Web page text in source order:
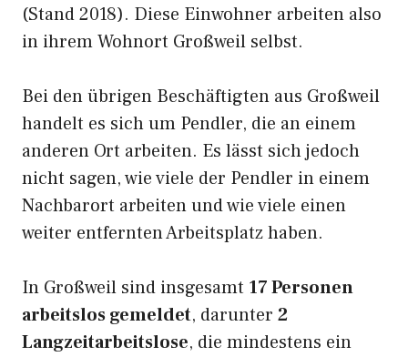
(Stand 2018). Diese Einwohner arbeiten also
in ihrem Wohnort Großweil selbst.
Bei den übrigen Beschäftigten aus Großweil
handelt es sich um Pendler, die an einem
anderen Ort arbeiten. Es lässt sich jedoch
nicht sagen, wie viele der Pendler in einem
Nachbarort arbeiten und wie viele einen
weiter entfernten Arbeitsplatz haben.
In Großweil sind insgesamt 17 Personen
arbeitslos gemeldet, darunter 2
Langzeitarbeitslose, die mindestens ein